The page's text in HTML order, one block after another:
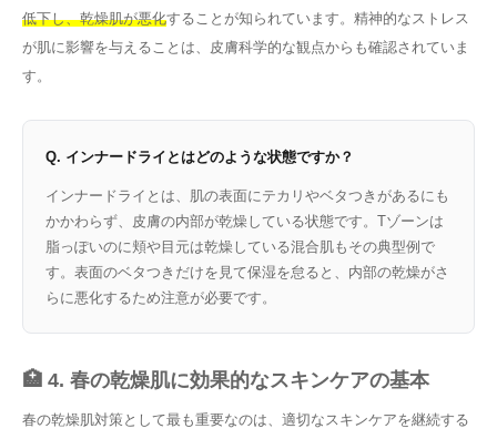
低下し、乾燥肌が悪化することが知られています。精神的なストレス
が肌に影響を与えることは、皮膚科学的な観点からも確認されていま
す。
Q. インナードライとはどのような状態ですか？
インナードライとは、肌の表面にテカリやベタつきがあるにも
かかわらず、皮膚の内部が乾燥している状態です。Tゾーンは
脂っぽいのに頬や目元は乾燥している混合肌もその典型例で
す。表面のベタつきだけを見て保湿を怠ると、内部の乾燥がさ
らに悪化するため注意が必要です。
🏥 4. 春の乾燥肌に効果的なスキンケアの基本
春の乾燥肌対策として最も重要なのは、適切なスキンケアを継続する